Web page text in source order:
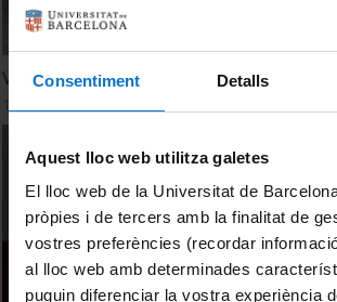
Consentiment Detalls
Aquest lloc web utilitza galetes
El lloc web de la Universitat de
pròpies i de tercers amb la finalitat de
vostres preferències (recordar
al lloc web amb determinades
puguin diferenciar la vostra experiència
V Festa de la ciència